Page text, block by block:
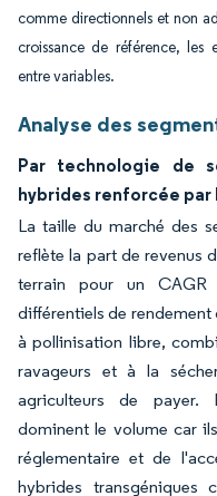
comme directionnels et non
croissance de référence, les
entre variables.
Analyse des
Par technologie de
hybrides renforcée
La taille du marché des
reflète la part de revenus
terrain pour un
différentiels de rendement
à pollinisation libre,
ravageurs et à la
agriculteurs de payer.
dominent le volume car
réglementaire et de
hybrides